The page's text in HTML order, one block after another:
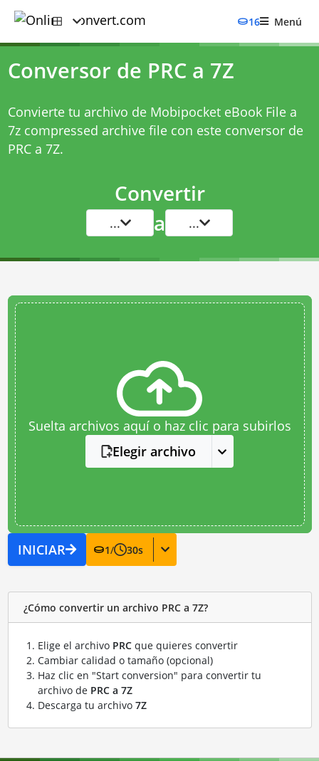
16 Menú
Conversor de PRC a 7Z
Convierte tu archivo de Mobipocket eBook File a
7z compressed archive file con este conversor de
PRC a 7Z.
Convertir
... a ...
Suelta archivos aquí o haz clic para subirlos
Elegir archivo
INICIAR 1/ 30s
¿Cómo convertir un archivo PRC a 7Z?
Elige el archivo PRCque quieres convertir
Cambiar calidad o tamaño (opcional)
Haz clic en "Start conversion" para convertir tu
archivo de PRC a 7Z
Descarga tu archivo 7Z